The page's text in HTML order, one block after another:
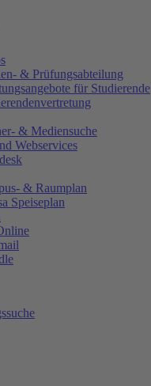
& Prüfungsabteilung
für Studierende
& Mediensuche
Webservices
& Raumplan
Speiseplan